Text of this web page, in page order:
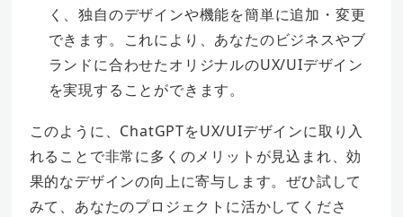
く、独自のデザインや機能を簡単に追加・変更
できます。これにより、あなたのビジネスやブ
ランドに合わせたオリジナルのUX/UIデザイン
を実現することができます。
このように、ChatGPTをUX/UIデザインに取り入
れることで非常に多くのメリットが見込まれ、効
果的なデザインの向上に寄与します。ぜひ試して
みて、あなたのプロジェクトに活かしてくださ